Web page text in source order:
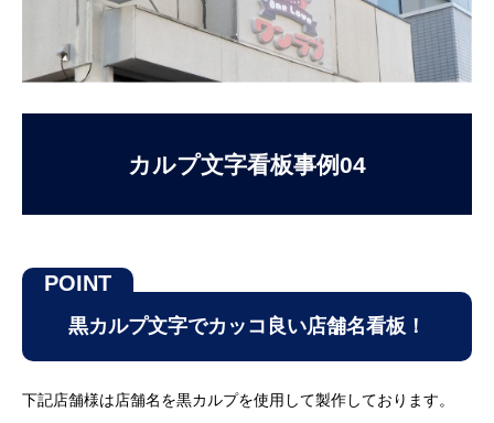
カルプ文字看板事例04
黒カルプ文字でカッコ良い店舗名看板！
下記店舗様は店舗名を黒カルプを使用して製作しております。